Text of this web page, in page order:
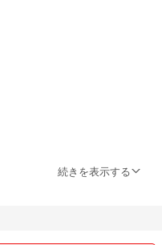
続きを表示する